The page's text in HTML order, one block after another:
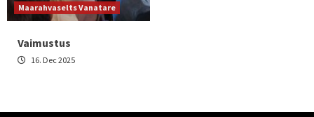
Maarahvaselts Vanatare
Vaimustus
16. Dec 2025